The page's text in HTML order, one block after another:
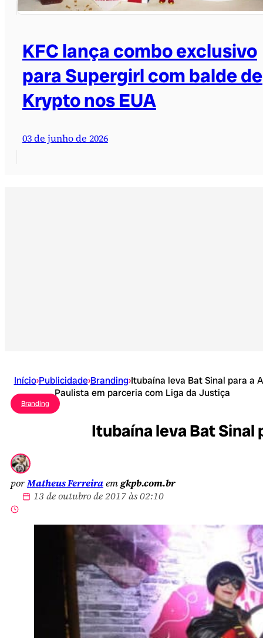
KFC lança combo exclusivo
para Supergirl com balde de
Krypto nos EUA
03 de junho de 2026
Início›Publicidade›Branding›Itubaína leva Bat Sinal para a
Paulista em parceria com Liga da Justiça
Branding
Itubaína leva Bat Sinal
porMatheus Ferreiraemgkpb.com.br
13 de outubro de 2017 às 02:10